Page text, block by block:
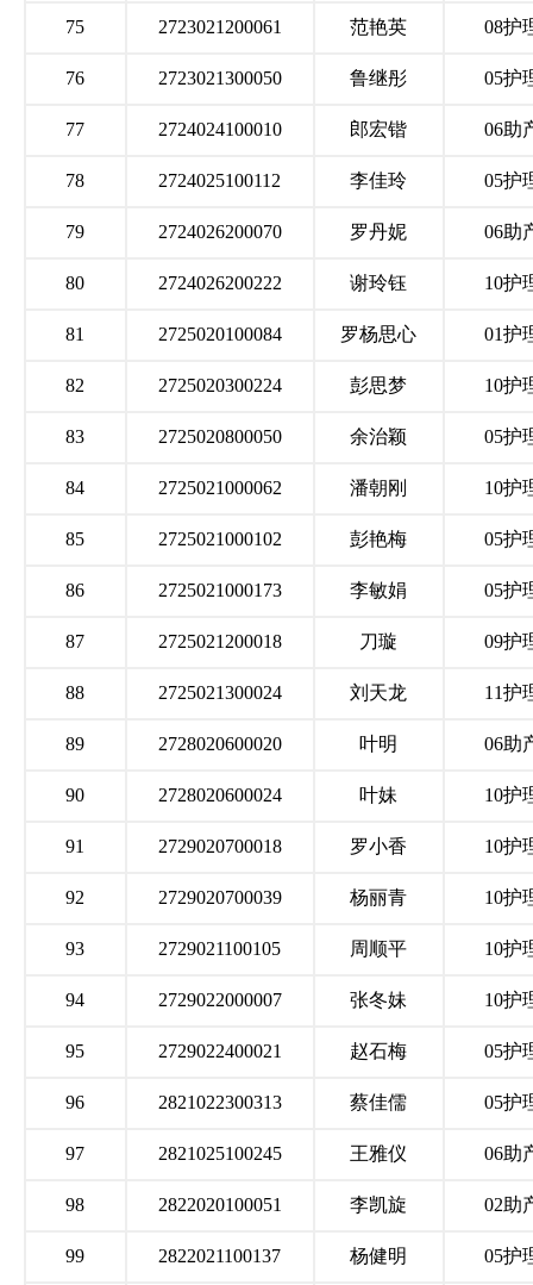
75 2723021200061 范艳英 08护
76 2723021300050 鲁继彤 05护
77 2724024100010 郎宏锴 06助
78 2724025100112 李佳玲 05护
79 2724026200070 罗丹妮 06助
80 2724026200222 谢玲钰 10护
81 2725020100084 罗杨思心 01护
82 2725020300224 彭思梦 10护
83 2725020800050 余治颖 05护
84 2725021000062 潘朝刚 10护
85 2725021000102 彭艳梅 05护
86 2725021000173 李敏娟 05护
87 2725021200018 刀璇 09护
88 2725021300024 刘天龙 11护
89 2728020600020 叶明 06助
90 2728020600024 叶妹 10护
91 2729020700018 罗小香 10护
92 2729020700039 杨丽青 10护
93 2729021100105 周顺平 10护
94 2729022000007 张冬妹 10护
95 2729022400021 赵石梅 05护
96 2821022300313 蔡佳儒 05护
97 2821025100245 王雅仪 06助
98 2822020100051 李凯旋 02助
99 2822021100137 杨健明 05护